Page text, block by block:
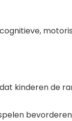
kinderen de